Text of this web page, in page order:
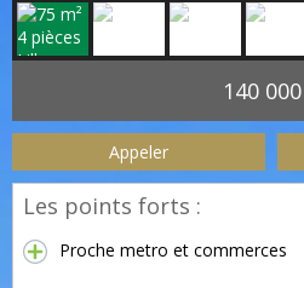
140
Appeler
Les points forts :
Proche metro et commerces